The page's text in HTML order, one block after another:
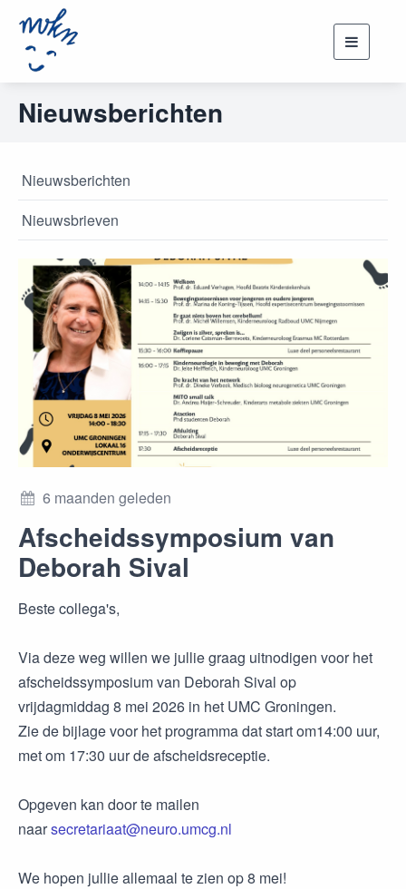
Toggle
Nieuwsberichten
Nieuwsberichten
Nieuwsbrieven
6 maanden geleden
Afscheidssymposium van
Deborah Sival
Beste collega's,
Via deze weg willen we jullie graag uitnodigen voor het
afscheidssymposium van Deborah Sival op
vrijdagmiddag 8 mei 2026 in het UMC Groningen.
Zie de bijlage voor het programma dat start om14:00 uur,
met om 17:30 uur de afscheidsreceptie.
Opgeven kan door te mailen
naarsecretariaat@neuro.umcg.nl
We hopen jullie allemaal te zien op 8 mei!